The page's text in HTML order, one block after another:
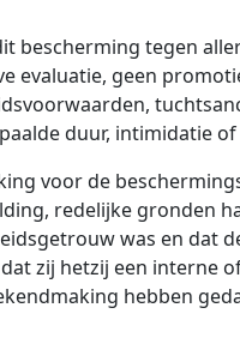
bescherming tegen
evaluatie, geen
duur, intimidatie
voor de
redelijke gronden
was en dat
zij hetzij een interne
hebben